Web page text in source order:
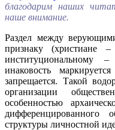
благодарим наших
наше внимание.
Раздел между
признаку (христиане
институциональному
инаковость
запрещается. Такой
организации
особенностью
дифференцированного
структуры личностной